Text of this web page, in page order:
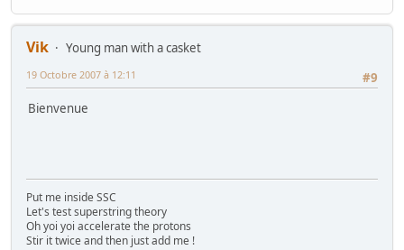
Vik
Young man with a casket
#9
19 Octobre 2007 à 12:11
Bienvenue
Put me inside SSC
Let's test superstring theory
Oh yoi yoi accelerate the protons
Stir it twice and then just add me !